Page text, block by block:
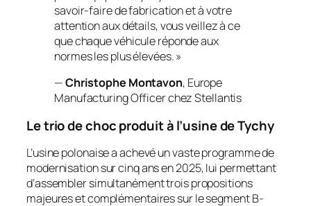
savoir-faire de fabrication et à votre
attention aux détails, vous veillez à ce
que chaque véhicule réponde aux
normes les plus élevées. »
—Christophe Montavon, Europe
Manufacturing Officer chez Stellantis
Le trio de choc produit à l’usine de Tychy
L’usine polonaise a achevé un vaste programme de
modernisation sur cinq ans en 2025, lui permettant
d’assembler simultanément trois propositions
majeures et complémentaires sur le segment B-